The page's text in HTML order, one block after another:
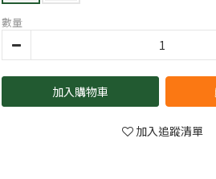
數量
加入購物車
加入追蹤清單